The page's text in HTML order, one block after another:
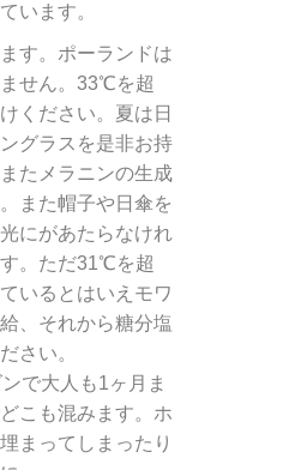
います。
す。ポーランドは
せん。33℃を超
ください。夏は日
グラスを是非お持
たメラニンの生成
また帽子や日傘を
にがあたらなけれ
。ただ31℃を超
いるとはいえモワ
、それから糖分塩
さい。
で大人も1ヶ月ま
こも混みます。ホ
まってしまったり